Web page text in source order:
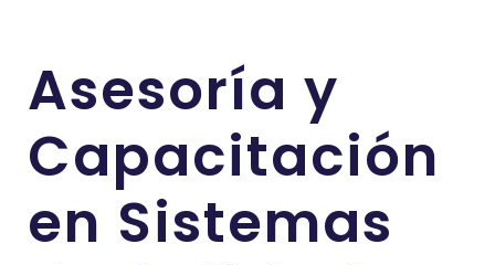
Asesoría y
Capacitación
en Sistemas